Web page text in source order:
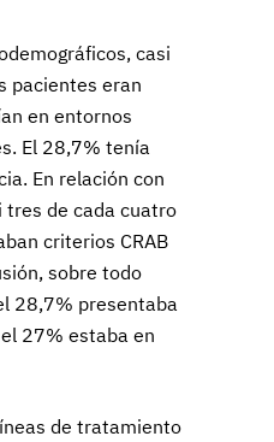
casi
pacientes eran
en entornos
El 28,7% tenía
En relación con
tres de cada cuatro
criterios CRAB
sobre todo
28,7% presentaba
27% estaba en
de tratamiento